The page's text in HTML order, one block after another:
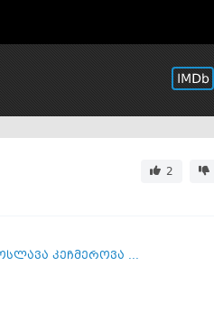
2
კეჩმეროვა ...